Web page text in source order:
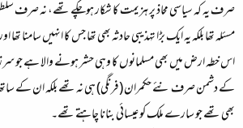
صرف یہ کہ سیاسی محاذ پر ہزیمت کا شکار ہوچکے تھے، نہ
مسئلہ تھا بلکہ یہ ایک بڑا تہذیبی حادثہ بھی تھا جس کا انہیں سامنا تھا
اس خطہ ارض میں بھی مسلمانوں کا وہی حشر ہونے والا ہے جو
کے دشمن صرف نئے حکمران (فرنگی) ہی نہ تھے بلکہ ان کے
بھی تھے جو سارے ملک کو عیسائی بنانا چاہتے تھے۔